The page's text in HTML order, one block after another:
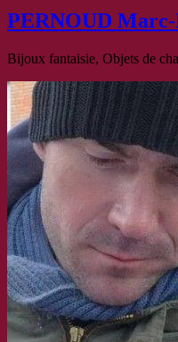
PERNOUD
Bijoux fantaisie, Objets de